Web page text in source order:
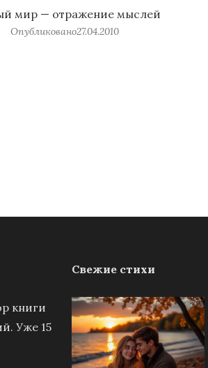
мир — отражение мыслей
Опубликовано27.04.2010
книги
Уже 15
Свежие стихи